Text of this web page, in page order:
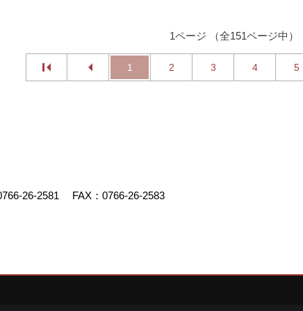
1ページ （全151ページ中）
1 2 3 4 5
26-2581
FAX：0766-26-2583